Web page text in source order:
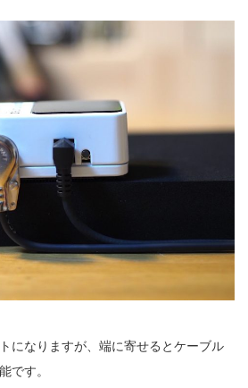
になりますが、端に寄せるとケーブル
です。